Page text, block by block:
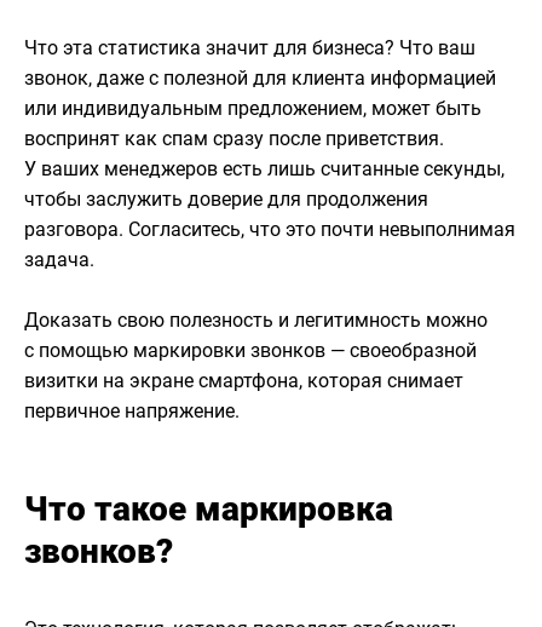
Что эта статистика значит для бизнеса? Что ваш
звонок, даже с полезной для клиента информацией
или индивидуальным предложением, может быть
воспринят как спам сразу после приветствия.
У ваших менеджеров есть лишь считанные секунды,
чтобы заслужить доверие для продолжения
разговора. Согласитесь, что это почти невыполнимая
задача.
Доказать свою полезность и легитимность можно
с помощью маркировки звонков — своеобразной
визитки на экране смартфона, которая снимает
первичное напряжение.
Что такое маркировка
звонков?